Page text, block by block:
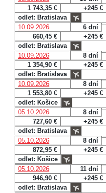
1 743,35 €
+245 €
odlet: Bratislava
10.09.2026
6 dní
660,45 €
+245 €
odlet: Bratislava
10.09.2026
8 dní
1 354,90 €
+245 €
odlet: Bratislava
10.09.2026
8 dní
1 553,80 €
+245 €
odlet: Košice
05.10.2026
8 dní
727,60 €
+245 €
odlet: Bratislava
05.10.2026
8 dní
872,95 €
+245 €
odlet: Košice
05.10.2026
11 dní
946,90 €
+245 €
odlet: Bratislava